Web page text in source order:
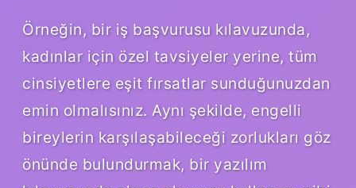
Örneğin, bir iş başvurusu kılavuzunda,
kadınlar için özel tavsiyeler yerine, tüm
cinsiyetlere eşit fırsatlar sunduğunuzdan
emin olmalısınız. Aynı şekilde, engelli
bireylerin karşılaşabileceği zorlukları göz
önünde bulundurmak, bir yazılım